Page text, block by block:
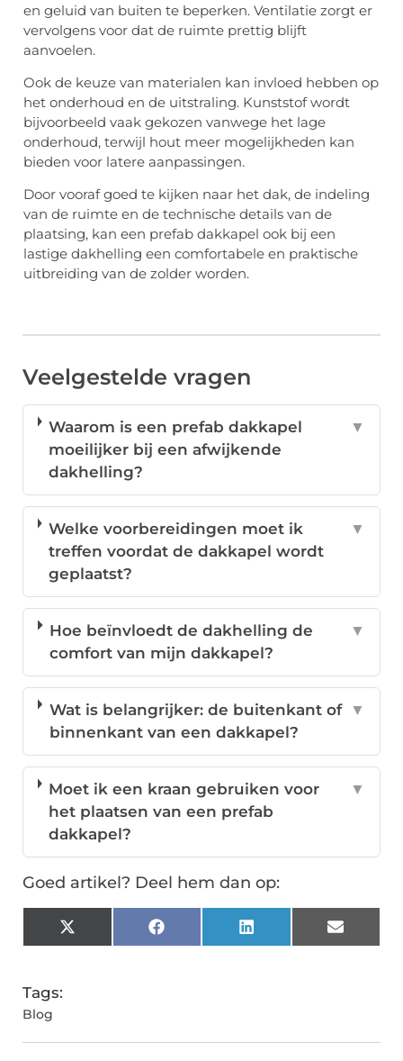
en geluid van buiten te beperken. Ventilatie zorgt er
vervolgens voor dat de ruimte prettig blijft
aanvoelen.
Ook de keuze van materialen kan invloed hebben op
het onderhoud en de uitstraling. Kunststof wordt
bijvoorbeeld vaak gekozen vanwege het lage
onderhoud, terwijl hout meer mogelijkheden kan
bieden voor latere aanpassingen.
Door vooraf goed te kijken naar het dak, de indeling
van de ruimte en de technische details van de
plaatsing, kan een prefab dakkapel ook bij een
lastige dakhelling een comfortabele en praktische
uitbreiding van de zolder worden.
Veelgestelde vragen
Waarom is een prefab dakkapel
moeilijker bij een afwijkende
dakhelling?
▼
Welke voorbereidingen moet ik
treffen voordat de dakkapel wordt
geplaatst?
▼
Hoe beïnvloedt de dakhelling de
comfort van mijn dakkapel?
▼
Wat is belangrijker: de buitenkant of
binnenkant van een dakkapel?
▼
Moet ik een kraan gebruiken voor
het plaatsen van een prefab
dakkapel?
▼
Goed artikel? Deel hem dan op:
X
(Twitter)
Facebook LinkedIn Email
Tags:
Blog